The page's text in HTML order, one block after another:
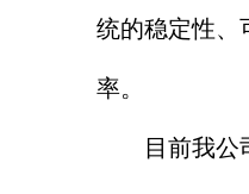
统的稳定性、
率。
目前我公司